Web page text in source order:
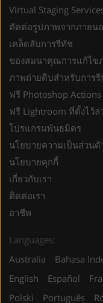
Virtual Staging
ตัดต่อรูปภาพจากภายน
เคล็ดลับการรีทัช
ของสมนาคุณการแก้ไข
ภาพถ่ายดิบสำหรับการ
ฟรี Photoshop Actions
ฟรี Lightroom ที่ตั้งไว้ล่
โปรแกรมพันธมิตร
นโยบายความเป็นส่วนตั
นโยบายคุกกี้
เกี่ยวกับเรา
ติดต่อเรา
อาชีพ
Languages:
Australia
Bahasa
English
Español
Polski
Português